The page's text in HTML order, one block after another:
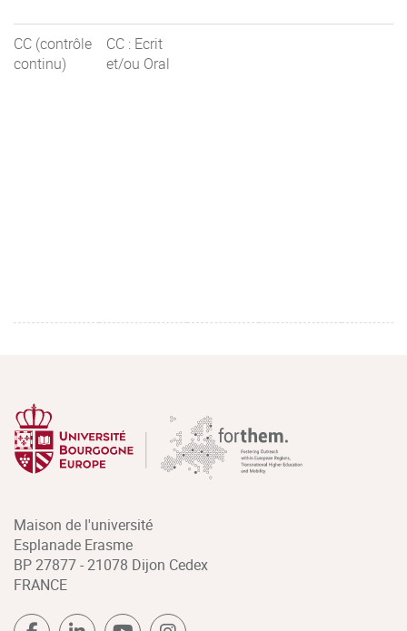
CC (contrôle
continu)
CC : Ecrit
et/ou Oral
Maison de l'université
Esplanade Erasme
BP 27877 - 21078 Dijon Cedex
FRANCE